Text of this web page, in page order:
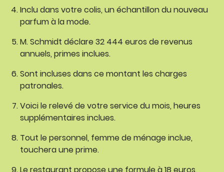
Inclu dans votre colis, un échantillon du nouveau
parfum à la mode.
M. Schmidt déclare 32 444 euros de revenus
annuels, primes inclues.
Sont incluses dans ce montant les charges
patronales.
Voici le relevé de votre service du mois, heures
supplémentaires inclues.
Tout le personnel, femme de ménage inclue,
touchera une prime.
Le restaurant propose une formule à 18 euros,